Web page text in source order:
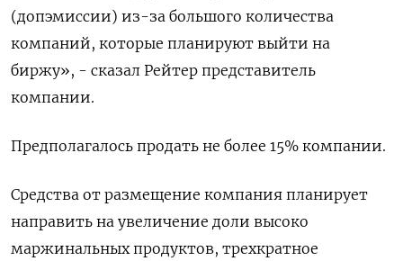
(допэмиссии) из-за большого количества
компаний, которые планируют выйти на
биржу», - сказал Рейтер представитель
компании.
Предполагалось продать не более 15% компании.
Средства от размещение компания планирует
направить на увеличение доли высоко
маржинальных продуктов, трехкратное